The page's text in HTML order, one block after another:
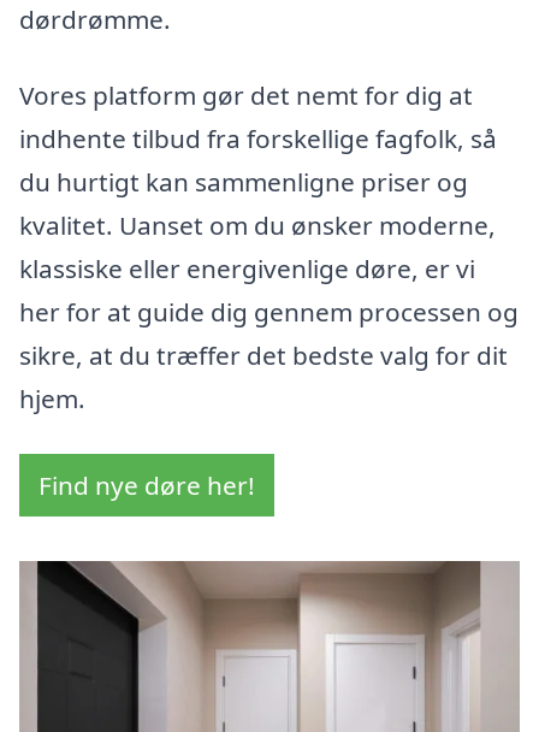
dørdrømme.
Vores platform gør det nemt for dig at
indhente tilbud fra forskellige fagfolk, så
du hurtigt kan sammenligne priser og
kvalitet. Uanset om du ønsker moderne,
klassiske eller energivenlige døre, er vi
her for at guide dig gennem processen og
sikre, at du træffer det bedste valg for dit
hjem.
Find nye døre her!